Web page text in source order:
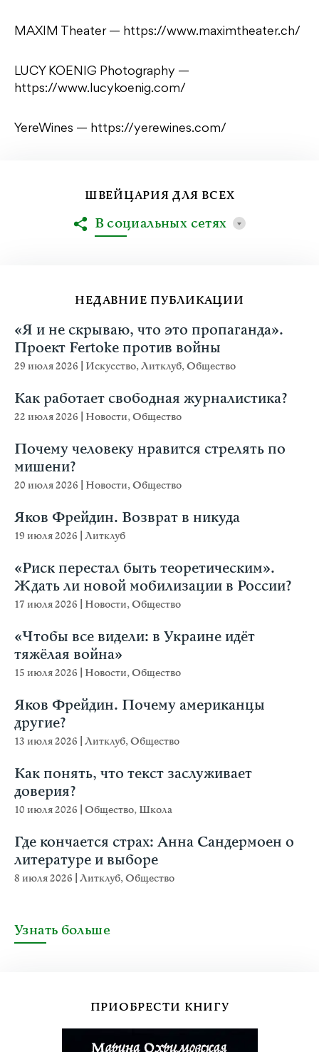
MAXIM Theater — https://www.maximtheater.ch/
LUCY KOENIG Photography —
https://www.lucykoenig.com/
YereWines — https://yerewines.com/
НЕДАВНИЕ ПУБЛИКАЦИИ
«Я и не скрываю, что это пропаганда».
Проект Fertoke против войны
29 июля 2026 Искусство,Литклуб,Общество
Как работает свободная журналистика?
22 июля 2026 Новости,Общество
Почему человеку нравится стрелять по
мишени?
20 июля 2026 Новости,Общество
Яков Фрейдин. Возврат в никуда
19 июля 2026 Литклуб
«Риск перестал быть теоретическим».
Ждать ли новой мобилизации в России?
17 июля 2026 Новости,Общество
«Чтобы все видели: в Украине идёт
тяжёлая война»
15 июля 2026 Новости,Общество
Яков Фрейдин. Почему американцы
другие?
13 июля 2026 Литклуб,Общество
Как понять, что текст заслуживает
доверия?
10 июля 2026 Общество, Школа
Где кончается страх: Анна Сандермоен о
литературе и выборе
8 июля 2026 Литклуб,Общество
Узнать больше
ПРИОБРЕСТИ КНИГУ
ШВЕЙЦАРИЯ ДЛЯ ВСЕХ
В социальных сетях